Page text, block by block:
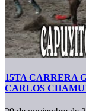
15TA CARRERA
CARLOS